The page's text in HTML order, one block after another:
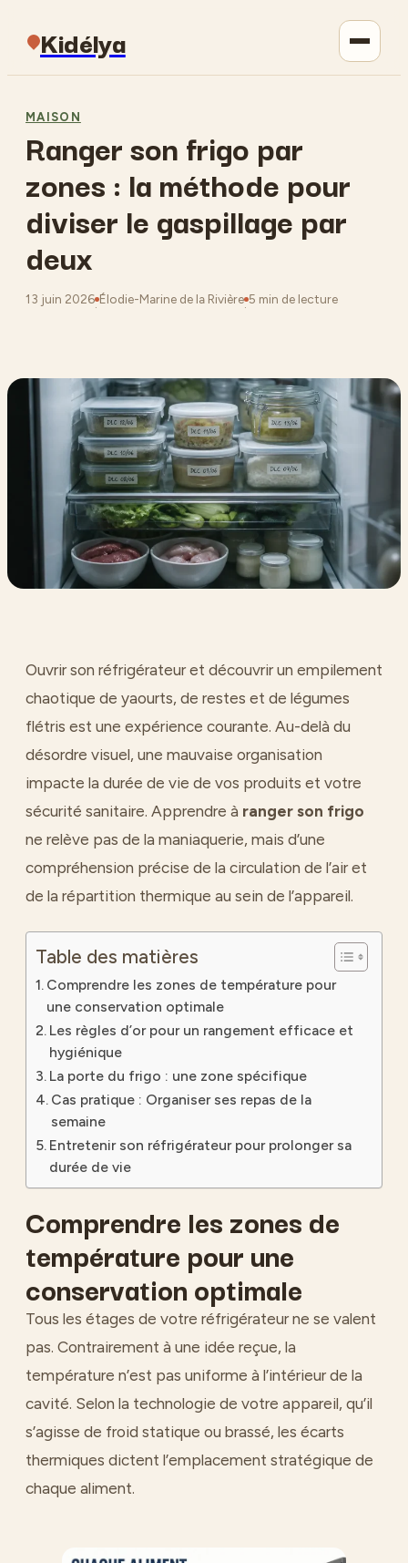
Kidélya
Maison
Jardinage
MAISON
Ranger son frigo par
zones : la méthode pour
diviser le gaspillage par
deux
13 juin 2026
·
Élodie-Marine de la Rivière
·
5 min de lecture
Ouvrir son réfrigérateur et découvrir un empilement
chaotique de yaourts, de restes et de légumes
flétris est une expérience courante. Au-delà du
désordre visuel, une mauvaise organisation
impacte la durée de vie de vos produits et votre
sécurité sanitaire. Apprendre à ranger son frigo
ne relève pas de la maniaquerie, mais d’une
compréhension précise de la circulation de l’air et
de la répartition thermique au sein de l’appareil.
Table des matières
Comprendre les zones de température pour
une conservation optimale
Les règles d’or pour un rangement efficace et
hygiénique
La porte du frigo : une zone spécifique
Cas pratique : Organiser ses repas de la
semaine
Entretenir son réfrigérateur pour prolonger sa
durée de vie
Comprendre les zones de
température pour une
conservation optimale
Tous les étages de votre réfrigérateur ne se valent
pas. Contrairement à une idée reçue, la
température n’est pas uniforme à l’intérieur de la
cavité. Selon la technologie de votre appareil, qu’il
s’agisse de froid statique ou brassé, les écarts
thermiques dictent l’emplacement stratégique de
chaque aliment.